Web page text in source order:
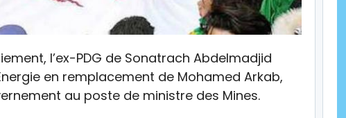
l’ex-PDG de Sonatrach Abdelmadjid
en remplacement de Mohamed Arkab,
au poste de ministre des Mines.